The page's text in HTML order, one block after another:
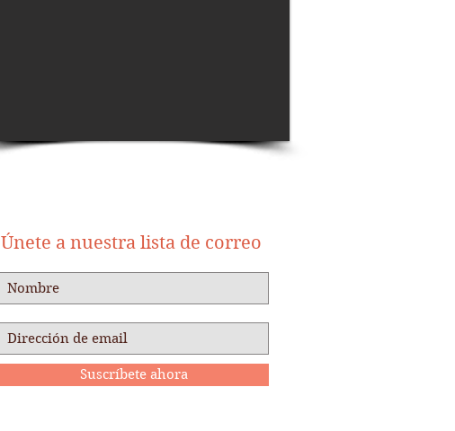
Únete a nuestra lista de correo
Suscríbete ahora